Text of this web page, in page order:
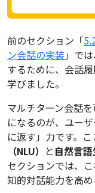
前のセクション「
ン会話の実装 」で
するために、会話
学びました。
マルチターン会話
になるのが、ユー
に返す」力です。こ
（NLU） と 自然言語
セクションでは、
知的対話能力を高め